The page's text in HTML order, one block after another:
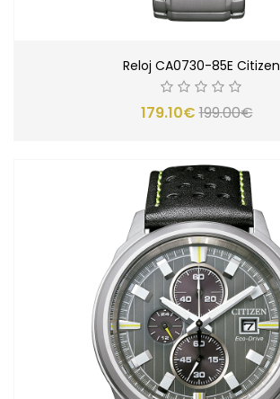
Reloj CA0730-85E Citizen
179.10€199.00€